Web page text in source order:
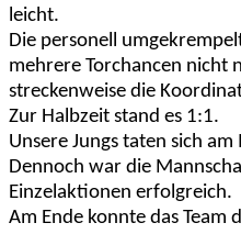
leicht.
Die personell
mehrere Torchancen nicht
streckenweise die
Zur Halbzeit stand es 1:1.
Unsere Jungs taten sich
Dennoch war die
Einzelaktionen erfolgreich.
Am Ende konnte das Team